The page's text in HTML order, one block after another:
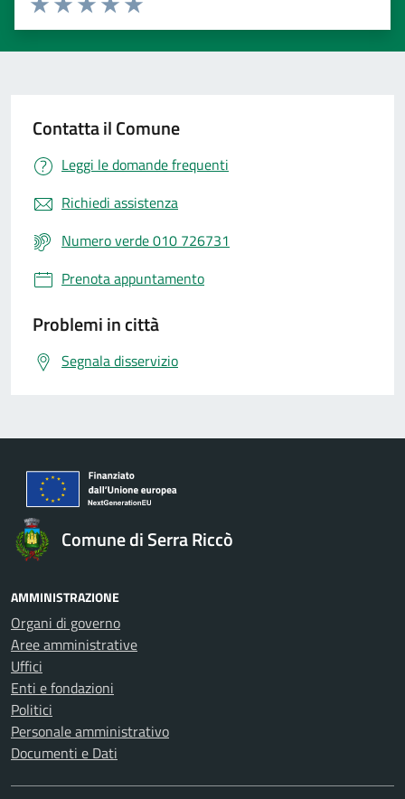
Valuta 5 stelle su 5
Valuta 4 stelle su 5
Valuta 3 stelle su 5
Valuta 2 stelle su 5
Valuta 1 stelle su 5
Contatta il Comune
Leggi le domande frequenti
Richiedi assistenza
Numero verde 010 726731
Prenota appuntamento
Problemi in città
Segnala disservizio
Comune di Serra Riccò
AMMINISTRAZIONE
Organi di governo
Aree amministrative
Uffici
Enti e fondazioni
Politici
Personale amministrativo
Documenti e Dati